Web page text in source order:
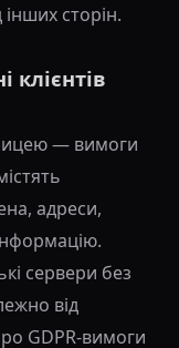
сторін.
клієнтів
— вимоги
адреси,
сервери без
від
GDPR-вимоги